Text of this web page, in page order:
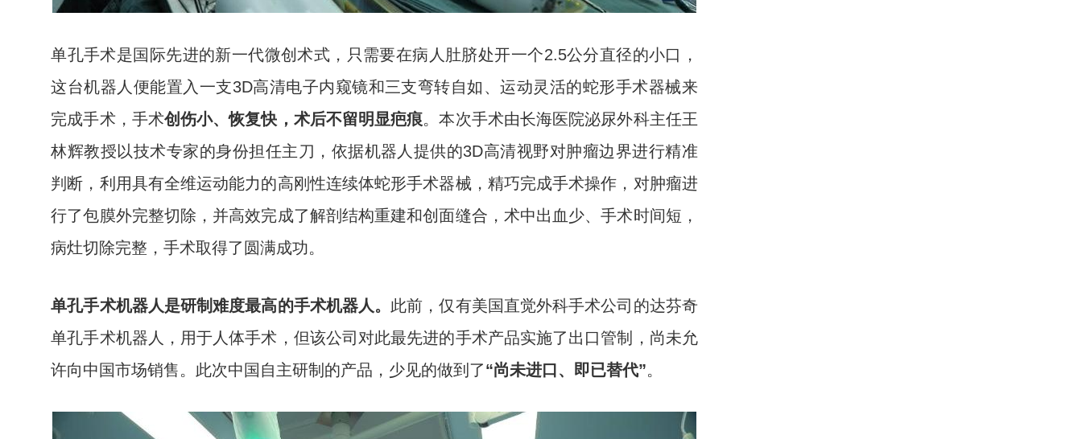
单孔手术是国际先进的新一代微创术式，只需要在病人肚脐处开一个2.5公分直径的小口，
这台机器人便能置入一支3D高清电子内窥镜和三支弯转自如、运动灵活的蛇形手术器械来
完成手术，手术创伤小、恢复快，术后不留明显疤痕。本次手术由长海医院泌尿外科主任王
林辉教授以技术专家的身份担任主刀，依据机器人提供的3D高清视野对肿瘤边界进行精准
判断，利用具有全维运动能力的高刚性连续体蛇形手术器械，精巧完成手术操作，对肿瘤进
行了包膜外完整切除，并高效完成了解剖结构重建和创面缝合，术中出血少、手术时间短，
病灶切除完整，手术取得了圆满成功。
单孔手术机器人是研制难度最高的手术机器人。 此前，仅有美国直觉外科手术公司的达芬奇
单孔手术机器人，用于人体手术，但该公司对此最先进的手术产品实施了出口管制，尚未允
许向中国市场销售。此次中国自主研制的产品，少见的做到了“尚未进口、即已替代”。